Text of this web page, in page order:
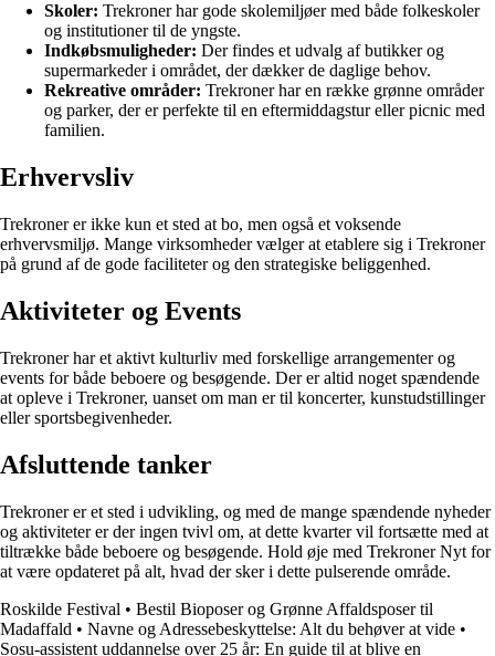
Skoler: Trekroner har gode skolemiljøer med både folkeskoler
og institutioner til de yngste.
Indkøbsmuligheder: Der findes et udvalg af butikker og
supermarkeder i området, der dækker de daglige behov.
Rekreative områder: Trekroner har en række grønne områder
og parker, der er perfekte til en eftermiddagstur eller picnic med
familien.
Erhvervsliv
Trekroner er ikke kun et sted at bo, men også et voksende
erhvervsmiljø. Mange virksomheder vælger at etablere sig i Trekroner
på grund af de gode faciliteter og den strategiske beliggenhed.
Aktiviteter og Events
Trekroner har et aktivt kulturliv med forskellige arrangementer og
events for både beboere og besøgende. Der er altid noget spændende
at opleve i Trekroner, uanset om man er til koncerter, kunstudstillinger
eller sportsbegivenheder.
Afsluttende tanker
Trekroner er et sted i udvikling, og med de mange spændende nyheder
og aktiviteter er der ingen tvivl om, at dette kvarter vil fortsætte med at
tiltrække både beboere og besøgende. Hold øje med Trekroner Nyt for
at være opdateret på alt, hvad der sker i dette pulserende område.
Roskilde Festival • Bestil Bioposer og Grønne Affaldsposer til
Madaffald • Navne og Adressebeskyttelse: Alt du behøver at vide •
Sosu-assistent uddannelse over 25 år: En guide til at blive en